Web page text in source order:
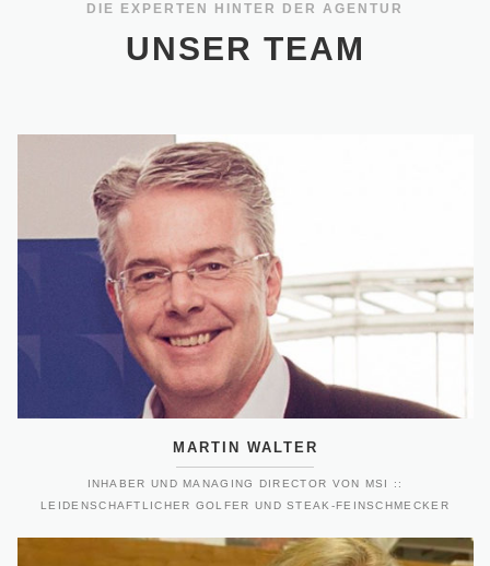
DIE EXPERTEN HINTER DER AGENTUR
UNSER TEAM
MARTIN WALTER
INHABER UND MANAGING DIRECTOR VON MSI ::
LEIDENSCHAFTLICHER GOLFER UND STEAK-FEINSCHMECKER